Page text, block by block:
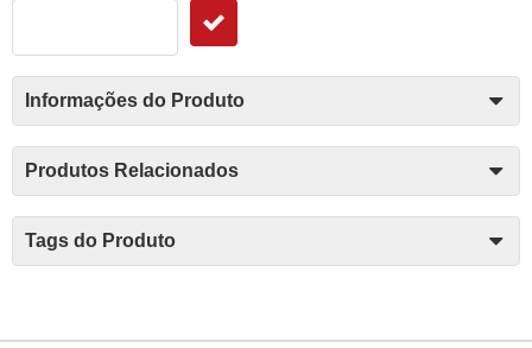
Informações do Produto
Produtos Relacionados
Tags do Produto